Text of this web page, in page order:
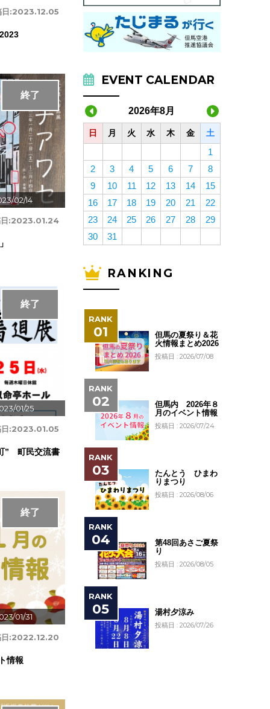
:2023.12.05
02/14
終了
:2023.01.24
01/25
終了
:2023.01.05
” 町民交流書
01/31
終了
:2022.12.20
情報
EVENT CALENDAR
2026年8月
日 月 火 水 木 金 土
1
2
3 4 5 6 7
8
9
10 11 12 13 14
15
16
17 18 19 20 21
22
23
24 25 26 27 28
29
30
31
RANKING
但馬の夏祭り＆花
火情報まとめ2026
投稿日 : 2026/07/08
但馬内 2026年８
月のイベント情報
投稿日 : 2026/07/24
たんとう ひまわ
りまつり
投稿日 : 2026/08/06
第48回あさご夏祭
り
投稿日 : 2026/08/05
湯村夕涼み
投稿日 : 2026/07/26